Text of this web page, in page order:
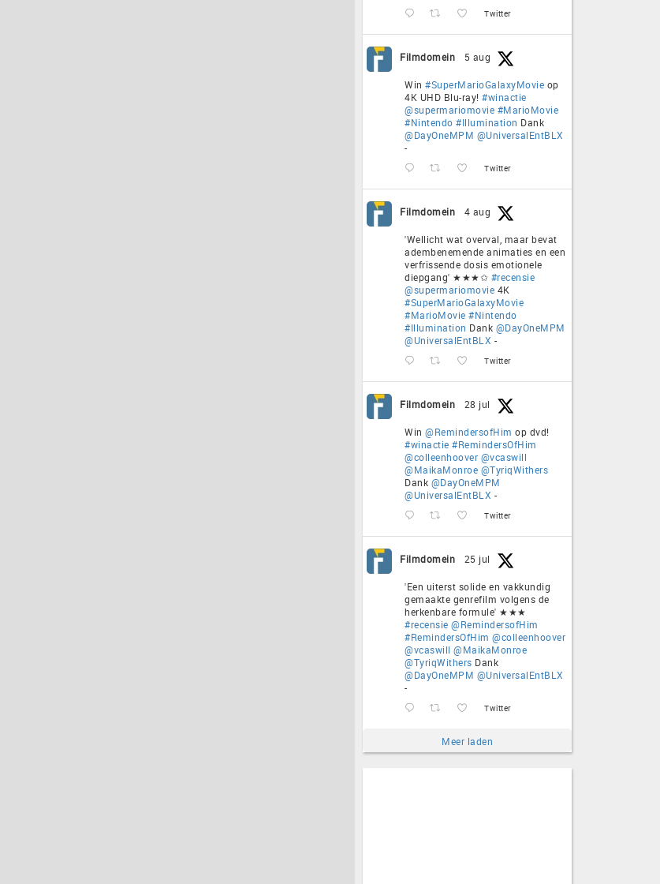
Twitter
Filmdomein 5 aug
Win #SuperMarioGalaxyMovie op
4K UHD Blu-ray! #winactie
@supermariomovie #MarioMovie
#Nintendo #Illumination Dank
@DayOneMPM @UniversalEntBLX
-
Twitter
Filmdomein 4 aug
'Wellicht wat overval, maar bevat
adembenemende animaties en een
verfrissende dosis emotionele
diepgang' ★★★✩ #recensie
@supermariomovie 4K
#SuperMarioGalaxyMovie
#MarioMovie #Nintendo
#Illumination Dank @DayOneMPM
@UniversalEntBLX -
Twitter
Filmdomein 28 jul
Win @RemindersofHim op dvd!
#winactie #RemindersOfHim
@colleenhoover @vcaswill
@MaikaMonroe @TyriqWithers
Dank @DayOneMPM
@UniversalEntBLX -
Twitter
Filmdomein 25 jul
'Een uiterst solide en vakkundig
gemaakte genrefilm volgens de
herkenbare formule' ★★★
#recensie @RemindersofHim
#RemindersOfHim @colleenhoover
@vcaswill @MaikaMonroe
@TyriqWithers Dank
@DayOneMPM @UniversalEntBLX
-
Twitter
Meer laden